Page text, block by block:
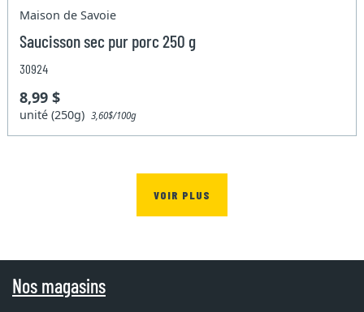
Maison de Savoie
Saucisson sec pur porc 250 g
30924
8,99 $
unité (250g)3,60$/100g
VOIR PLUS
Nos magasins